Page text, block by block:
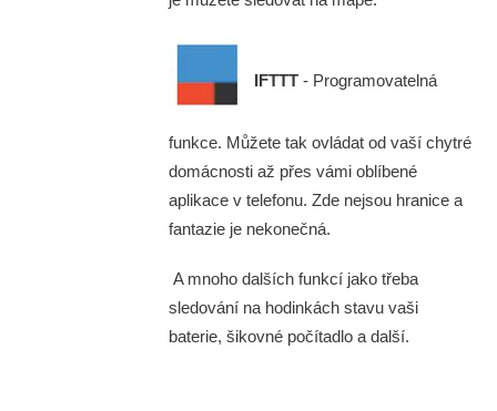
IFTTT - Programovatelná
funkce. Můžete tak ovládat od vaší chytré
domácnosti až přes vámi oblíbené
aplikace v telefonu. Zde nejsou hranice a
fantazie je nekonečná.
A mnoho dalších funkcí jako třeba
sledování na hodinkách stavu vaši
baterie, šikovné počítadlo a další.